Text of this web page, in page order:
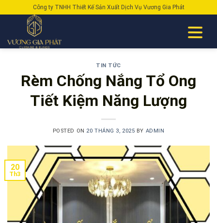
to
Công ty TNHH Thiết Kế Sản Xuất Dịch Vụ Vương Gia Phát
TIN TỨC
Rèm Chống Nắng Tổ Ong
Tiết Kiệm Năng Lượng
POSTED ON 20 THÁNG 3, 2025 BY ADMIN
20
Th3